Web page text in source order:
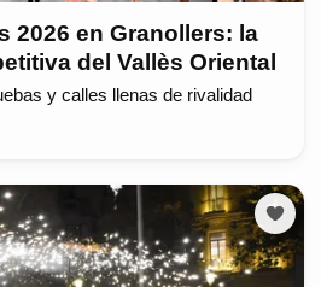
2026 en Granollers: la
del Vallès Oriental
y calles llenas de rivalidad